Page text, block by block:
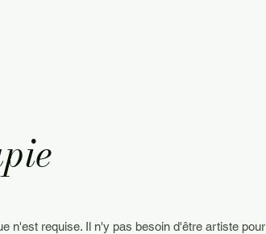
n'est requise. Il n'y pas besoin d'être artiste pour